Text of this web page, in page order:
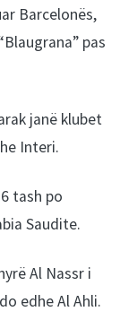
Barcelonës,
pas
janë klubet
Interi.
tash po
Saudite.
Al Nassr i
edhe Al Ahli.